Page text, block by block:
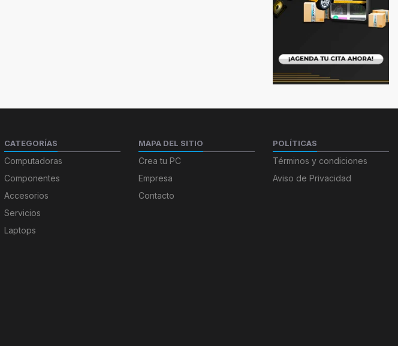
CATEGORÍAS
Computadoras
Componentes
Accesorios
Servicios
Laptops
MAPA DEL SITIO
Crea tu PC
Empresa
Contacto
POLÍTICAS
Términos y condiciones
Aviso de Privacidad